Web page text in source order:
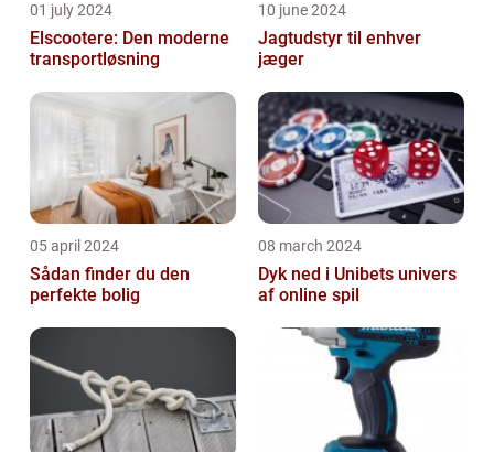
01 july 2024
Elscootere: Den moderne
transportløsning
10 june 2024
Jagtudstyr til enhver
jæger
05 april 2024
Sådan finder du den
perfekte bolig
08 march 2024
Dyk ned i Unibets univers
af online spil